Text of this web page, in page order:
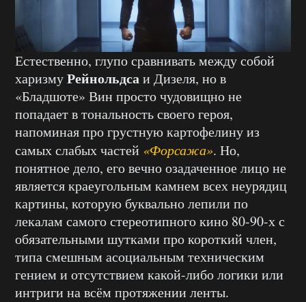
Естественно, глупо сравнивать между собой
харизмуРейнольдсаи Дизеля, но в
«Бладшоте» Вин просто чудовищно не
попадает в тональность своего героя,
напоминая про грустную картофелину из
самых слабых частей «Форсажа». Но,
понятное дело, его вечно озадаченное лицо не
является краеугольным камнем всех неурядиц
картины, которую буквально лепили по
лекалам самого стереотипного кино 80-90-х с
обязательными шутками про короткий член,
типа смешным асоциальным техническим
гением и отсутствием какой-либо логики или
интриги на всём протяжении ленты.